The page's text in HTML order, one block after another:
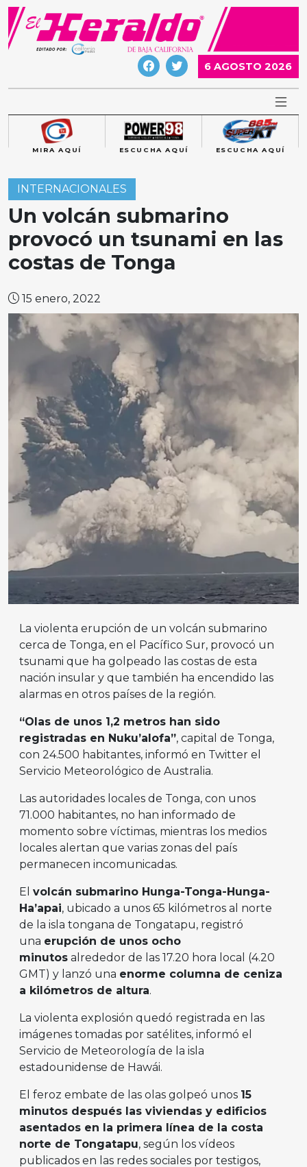
Skip
content
6 AGOSTO 2026
MIRA AQUÍ ESCUCHA AQUÍ ESCUCHA AQUÍ
INTERNACIONALES
Un volcán submarino
provocó un tsunami en las
costas de Tonga
15 enero, 2022
La violenta erupción de un volcán submarino
cerca de Tonga, en el Pacífico Sur, provocó un
tsunami que ha golpeado las costas de esta
nación insular y que también ha encendido las
alarmas en otros países de la región.
“Olas de unos 1,2 metros han sido
registradas en Nuku’alofa”, capital de Tonga,
con 24.500 habitantes, informó en Twitter el
Servicio Meteorológico de Australia.
Las autoridades locales de Tonga, con unos
71.000 habitantes, no han informado de
momento sobre víctimas, mientras los medios
locales alertan que varias zonas del país
permanecen incomunicadas.
El volcán submarino Hunga-Tonga-Hunga-
Ha’apai, ubicado a unos 65 kilómetros al norte
de la isla tongana de Tongatapu, registró
una erupción de unos ocho
minutos alrededor de las 17.20 hora local (4.20
GMT) y lanzó una enorme columna de ceniza
a kilómetros de altura.
La violenta explosión quedó registrada en las
imágenes tomadas por satélites, informó el
Servicio de Meteorología de la isla
estadounidense de Hawái.
El feroz embate de las olas golpeó unos 15
minutos después las viviendas y edificios
asentados en la primera línea de la costa
norte de Tongatapu, según los vídeos
publicados en las redes sociales por testigos,